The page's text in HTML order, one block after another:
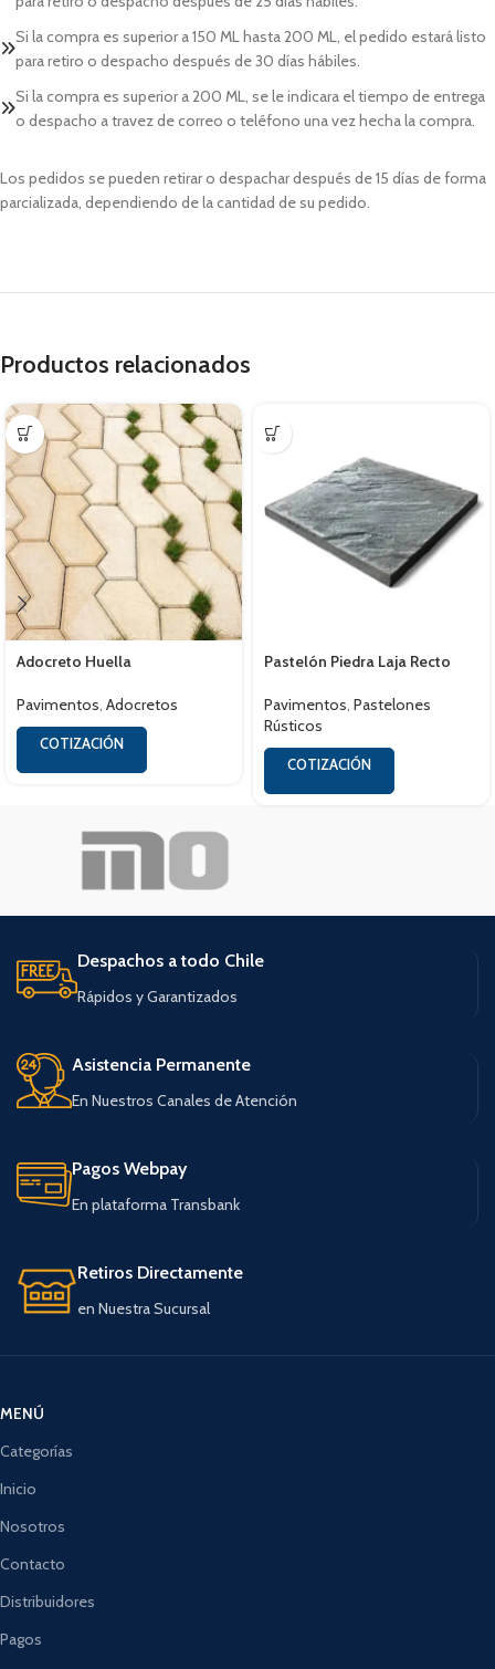
Si la compra es superior a 150 ML hasta 200 ML, el pedido estará listo
para retiro o despacho después de 30 días hábiles.
Si la compra es superior a 200 ML, se le indicara el tiempo de entrega
o despacho a travez de correo o teléfono una vez hecha la compra.
Los pedidos se pueden retirar o despachar después de 15 días de forma
parcializada, dependiendo de la cantidad de su pedido.
Productos relacionados
Adocreto Huella
Pavimentos, Adocretos
COTIZACIÓN
Pastelón Piedra Laja Recto
Pavimentos, Pastelones
Rústicos
COTIZACIÓN
Despachos a todo Chile
Rápidos y Garantizados
Asistencia Permanente
En Nuestros Canales de Atención
Pagos Webpay
En plataforma Transbank
Retiros Directamente
en Nuestra Sucursal
MENÚ
Categorías
Inicio
Nosotros
Contacto
Distribuidores
Pagos